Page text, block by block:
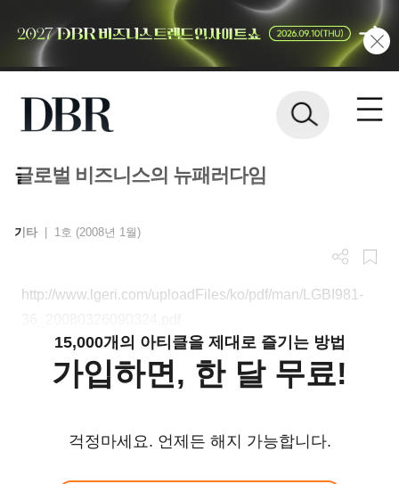
글로벌 비즈니스의 뉴패러다임
기타 1호 (2008년 1월)
http://www.lgeri.com/uploadFiles/ko/pdf/man/LGBI981-
15,000개의 아티클을 제대로 즐기는 방법
가입하면, 한 달 무료!
걱정마세요. 언제든 해지 가능합니다.